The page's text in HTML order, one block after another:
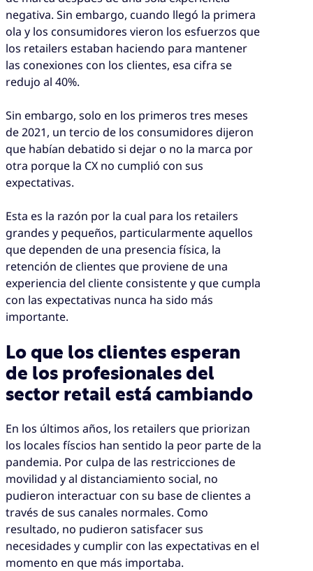
negativa. Sin embargo, cuando llegó la primera
ola y los consumidores vieron los esfuerzos que
los retailers estaban haciendo para mantener
las conexiones con los clientes, esa cifra se
redujo al 40%.
Sin embargo, solo en los primeros tres meses
de 2021, un tercio de los consumidores dijeron
que habían debatido si dejar o no la marca por
otra porque la CX no cumplió con sus
expectativas.
Esta es la razón por la cual para los retailers
grandes y pequeños, particularmente aquellos
que dependen de una presencia física, la
retención de clientes que proviene de una
experiencia del cliente consistente y que cumpla
con las expectativas nunca ha sido más
importante.
Lo que los clientes esperan
de los profesionales del
sector retail está cambiando
En los últimos años, los retailers que priorizan
los locales físcios han sentido la peor parte de la
pandemia. Por culpa de las restricciones de
movilidad y al distanciamiento social, no
pudieron interactuar con su base de clientes a
través de sus canales normales. Como
resultado, no pudieron satisfacer sus
necesidades y cumplir con las expectativas en el
momento en que más importaba.